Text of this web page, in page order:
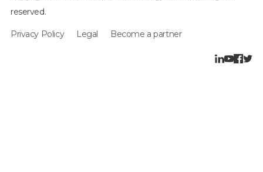
reserved.
Privacy Policy Legal Become a partner